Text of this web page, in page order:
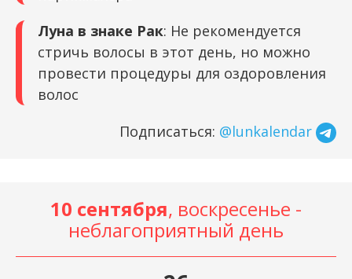
Луна в знаке Рак: Не рекомендуется
стричь волосы в этот день, но можно
провести процедуры для оздоровления
волос
Подписаться: @lunkalendar
10 сентября, воскресенье -
неблагоприятный день